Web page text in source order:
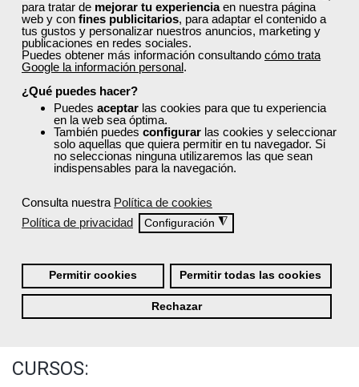
para tratar de mejorar tu experienciaen nuestra página
web y con fines publicitarios, para adaptar el contenido a
tus gustos y personalizar nuestros anuncios, marketing y
publicaciones en redes sociales.
Puedes obtener más información consultando cómo trata
Google la información personal.
¿Qué puedes hacer?
Puedes aceptar las cookies para que tu experiencia
en la web sea óptima.
También puedes configurar las cookies y seleccionar
solo aquellas que quiera permitir en tu navegador. Si
no seleccionas ninguna utilizaremos las que sean
indispensables para la navegación.
Consulta nuestra Política de cookies
Política de privacidad
Configuración ◮
Permitir cookies Permitir todas las cookies
Rechazar
Términos y condiciones
He leído y acepto laPolítica de Privacidad
Registrarse
Quiénes Somos:
Especialistas en consultoría yformación para el empleo
Nuestro objetivo diario es, única y exclusivamente, ayudarte a
conseguir tus metas profesionales ofreciéndote los mejores
CURSOS: